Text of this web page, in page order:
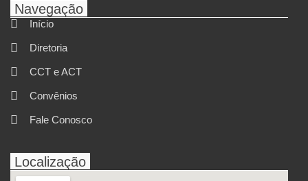
Navegação
Início
Diretoria
CCT e ACT
Convênios
Fale Conosco
Localização